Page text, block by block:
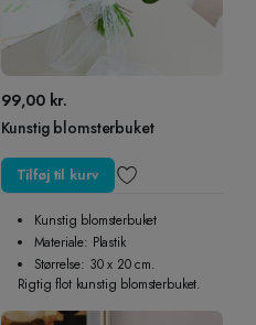
99,00 kr.
Kunstig blomsterbuket
Tilføj til kurv
Kunstig blomsterbuket
Materiale: Plastik
Størrelse: 30 x 20 cm.
Rigtig flot kunstig blomsterbuket.